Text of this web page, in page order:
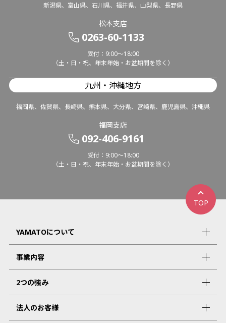
新潟県、富山県、石川県、福井県、山梨県、長野県
松本支店
0263-60-1133
受付：9:00～18:00
（土・日・祝、年末年始・お盆期間を除く）
九州・沖縄地方
福岡県、佐賀県、長崎県、熊本県、大分県、宮崎県、鹿児島県、沖縄県
福岡支店
092-406-9161
受付：9:00～18:00
（土・日・祝、年末年始・お盆期間を除く）
TOP
YAMATOについて
事業内容
2つの強み
法人のお客様